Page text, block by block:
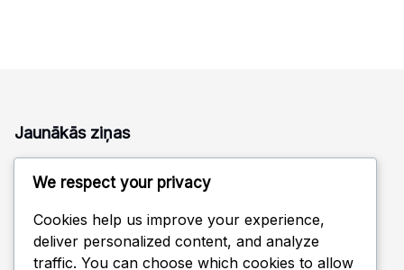
Jaunākās ziņas
celuloīdu, priekšrocības, trūkumi
Treniņu galda tenisa bumbiņas: Krāsu iespējas, Veiktspēja,
Izmaksas
Treniņu galda tenisa bumbiņas: ātrums, spin, kontrole
We respect your privacy
Cookies help us improve your experience,
deliver personalized content, and analyze
traffic. You can choose which cookies to allow